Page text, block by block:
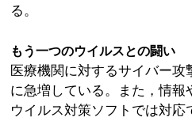
る。
もう一つのウイルスとの闘い
医療機関に対するサイバー攻
に急増している。また，情報
ウイルス対策ソフトでは対応